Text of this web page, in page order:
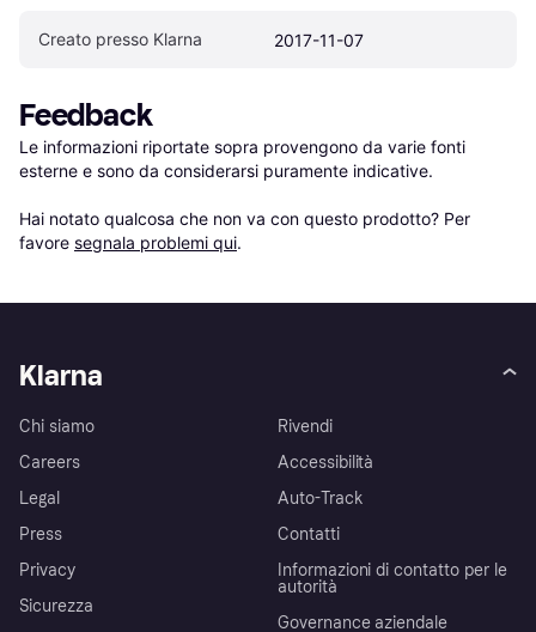
Creato presso Klarna 2017-11-07
Feedback
Le informazioni riportate sopra provengono da varie fonti
esterne e sono da considerarsi puramente indicative.
Hai notato qualcosa che non va con questo prodotto? Per
favore segnala problemi qui.
Klarna
Chi siamo
Careers
Legal
Press
Privacy
Sicurezza
Rivendi
Accessibilità
Auto-Track
Contatti
Informazioni di contatto per le
autorità
Governance aziendale